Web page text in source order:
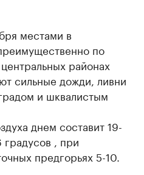
местами в
по
районах
сильные дожди, ливни
и шквалистым
днем составит 19-
градусов , при
предгорьях 5-10.